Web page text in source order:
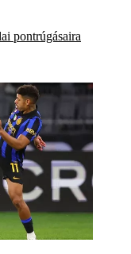
pontrúgásaira